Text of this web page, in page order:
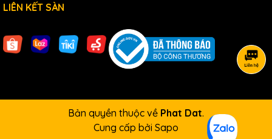
LIÊN KẾT SÀN
Bản quyền thuộc về Phat Dat.
Cung cấp bởi Sapo